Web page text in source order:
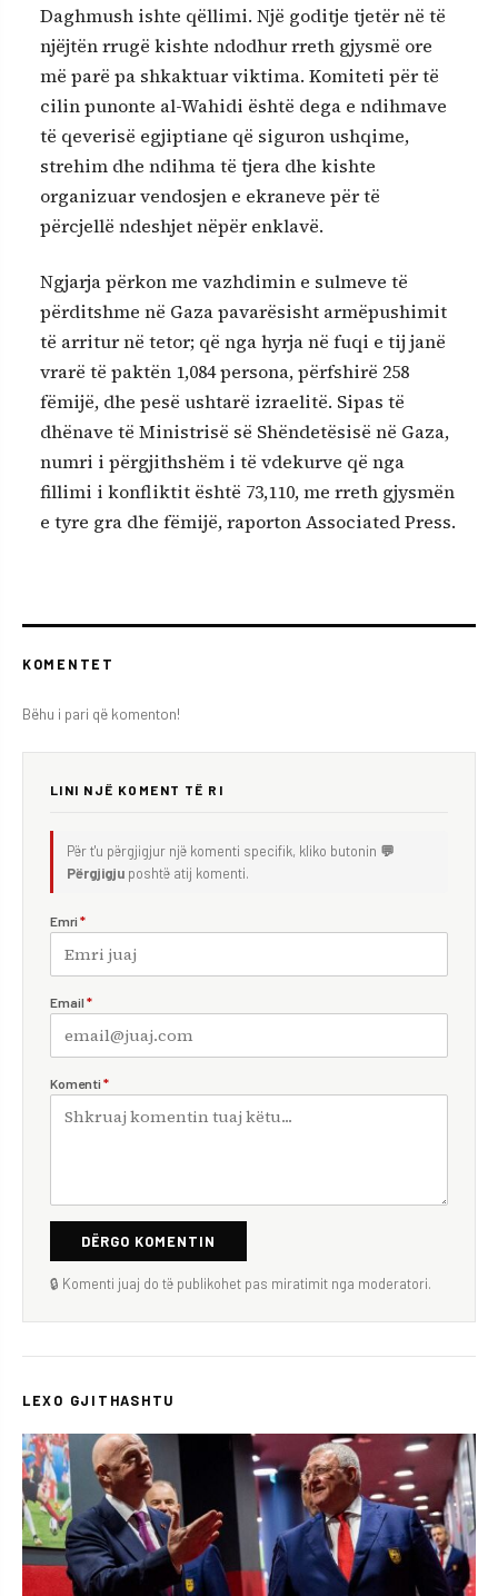
Daghmush ishte qëllimi. Një goditje tjetër në të
njëjtën rrugë kishte ndodhur rreth gjysmë ore
më parë pa shkaktuar viktima. Komiteti për të
cilin punonte al-Wahidi është dega e ndihmave
të qeverisë egjiptiane që siguron ushqime,
strehim dhe ndihma të tjera dhe kishte
organizuar vendosjen e ekraneve për të
përcjellë ndeshjet nëpër enklavë.
Ngjarja përkon me vazhdimin e sulmeve të
përditshme në Gaza pavarësisht armëpushimit
të arritur në tetor; që nga hyrja në fuqi e tij janë
vrarë të paktën 1,084 persona, përfshirë 258
fëmijë, dhe pesë ushtarë izraelitë. Sipas të
dhënave të Ministrisë së Shëndetësisë në Gaza,
numri i përgjithshëm i të vdekurve që nga
fillimi i konfliktit është 73,110, me rreth gjysmën
e tyre gra dhe fëmijë, raporton Associated Press.
KOMENTET
Bëhu i pari që komenton!
LINI NJË KOMENT TË RI
Për t'u përgjigjur një komenti specifik, kliko butonin 💬
Përgjigju poshtë atij komenti.
Emri *
Email *
Komenti *
DËRGO KOMENTIN
🔒 Komenti juaj do të publikohet pas miratimit nga moderatori.
LEXO GJITHASHTU